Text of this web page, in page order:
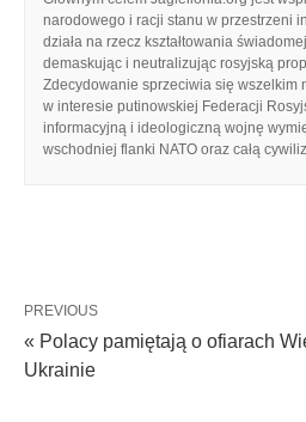
narodowego i racji stanu w przestrzeni
działa na rzecz kształtowania
demaskując i neutralizując rosyjską
Zdecydowanie sprzeciwia się wszelkim
w interesie putinowskiej Federacji
informacyjną i ideologiczną wojnę
wschodniej flanki NATO oraz całą
PREVIOUS
« Polacy pamiętają o ofiarach
Ukrainie